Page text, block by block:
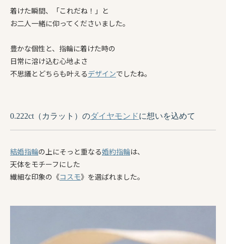
着けた瞬間、「これだね！」と
お二人一緒に仰ってくださいました。
豊かな個性と、指輪に着けた時の
日常に溶け込む心地よさ
不思議とどちらも叶えるデザインでしたね。
0.222ct（カラット）のダイヤモンドに想いを込めて
結婚指輪の上にそっと重なる婚約指輪は、
天体をモチーフにした
繊細な印象の《コスモ》を選ばれました。